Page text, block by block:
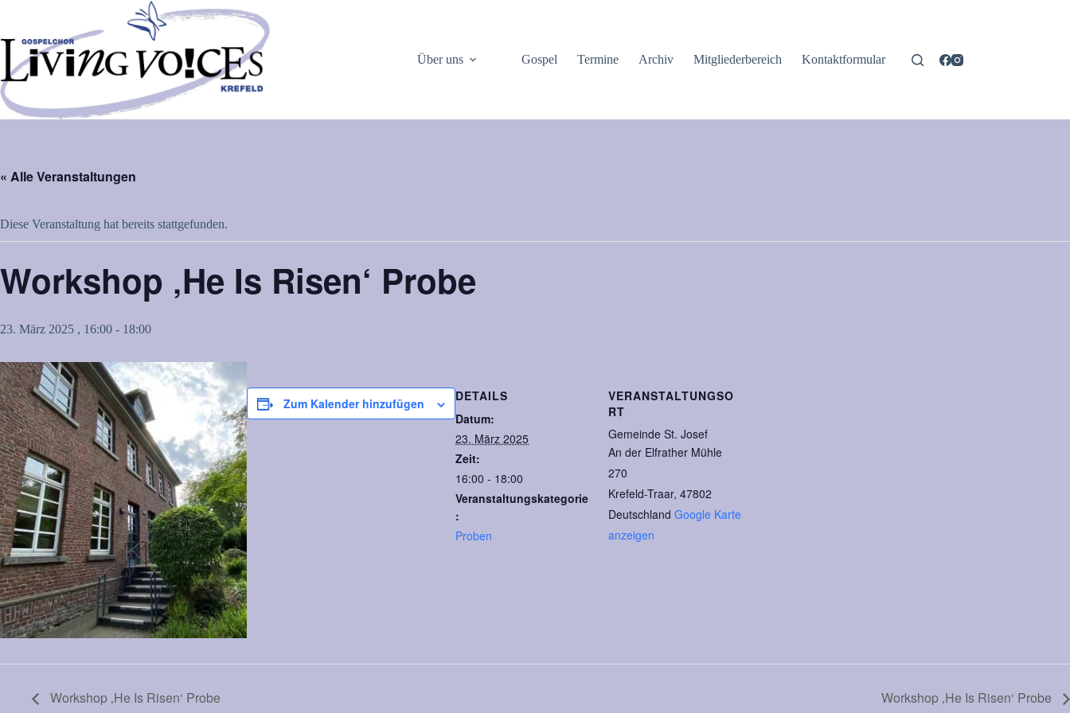
Über uns
Gospel Termine Archiv Mitgliederbereich Kontaktformular
« Alle Veranstaltungen
Diese Veranstaltung hat bereits stattgefunden.
Workshop ‚He Is Risen‘ Probe
23. März 2025 , 16:00 - 18:00
Zum Kalender hinzufügen
DETAILS
Datum:
23. März 2025
Zeit:
16:00 - 18:00
Veranstaltungskategorie
:
Proben
VERANSTALTUNGSO
RT
Gemeinde St. Josef
An der Elfrather Mühle
270
Krefeld-Traar, 47802
Deutschland Google Karte
anzeigen
Workshop ‚He Is Risen‘ Probe Workshop ‚He Is Risen‘ Probe